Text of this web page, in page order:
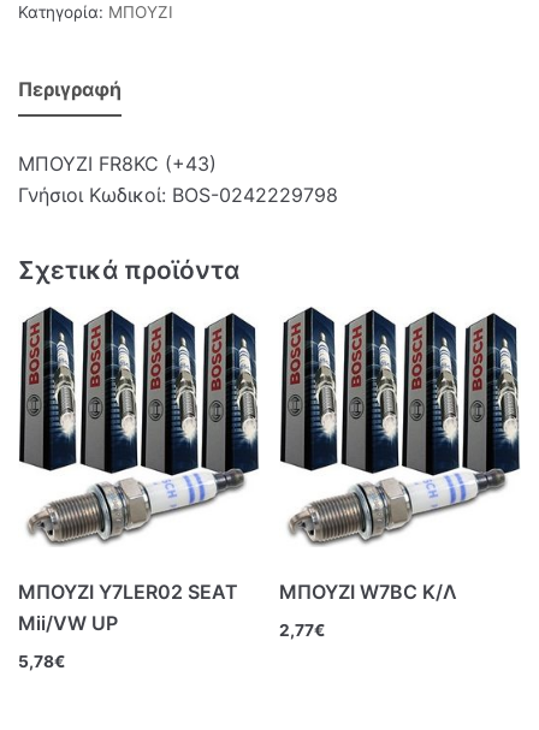
Κατηγορία: ΜΠΟΥΖΙ
Περιγραφή
ΜΠΟΥΖΙ FR8KC (+43)
Γνήσιοι Κωδικοί: BOS-0242229798
Σχετικά προϊόντα
ΜΠΟΥΖΙ Y7LER02 SEAT
Mii/VW UP
5,78€
ΜΠΟΥΖΙ W7BC Κ/Λ
2,77€